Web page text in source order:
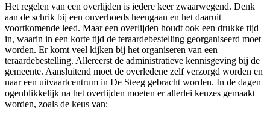
Het regelen van een overlijden is iedere keer zwaarwegend. Denk
aan de schrik bij een onverhoeds heengaan en het daaruit
voortkomende leed. Maar een overlijden houdt ook een drukke tijd
in, waarin in een korte tijd de teraardebestelling georganiseerd moet
worden. Er komt veel kijken bij het organiseren van een
teraardebestelling. Allereerst de administratieve kennisgeving bij de
gemeente. Aansluitend moet de overledene zelf verzorgd worden en
naar een uitvaartcentrum in De Steeg gebracht worden. In de dagen
ogenblikkelijk na het overlijden moeten er allerlei keuzes gemaakt
worden, zoals de keus van: